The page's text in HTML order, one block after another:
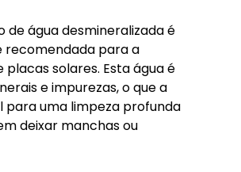
de água desmineralizada é
para a
placas solares. Esta água é
e impurezas, o que a
para uma limpeza profunda
deixar manchas ou